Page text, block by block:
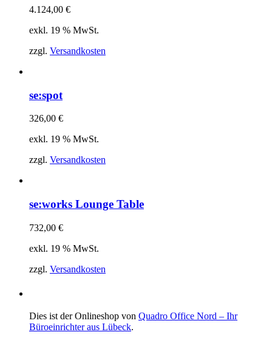
4.124,00 €
exkl. 19 % MwSt.
zzgl. Versandkosten
se:spot
326,00 €
exkl. 19 % MwSt.
zzgl. Versandkosten
se:works Lounge Table
732,00 €
exkl. 19 % MwSt.
zzgl. Versandkosten
Dies ist der Onlineshop von Quadro Office Nord – Ihr
Büroeinrichter aus Lübeck.